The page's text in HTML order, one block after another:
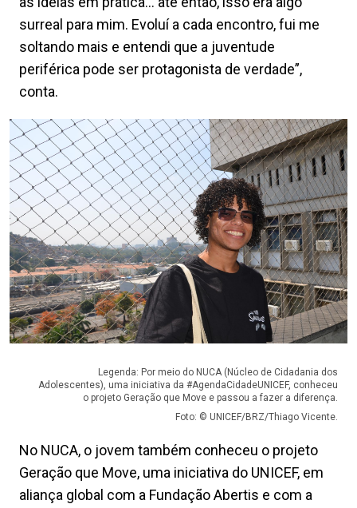
surreal para mim. Evoluí a cada encontro, fui me
soltando mais e entendi que a juventude
periférica pode ser protagonista de verdade”,
conta.
Legenda: Por meio do NUCA (Núcleo de Cidadania dos
Adolescentes), uma iniciativa da #AgendaCidadeUNICEF, conheceu
o projeto Geração que Move e passou a fazer a diferença.
Foto: © UNICEF/BRZ/Thiago Vicente.
No NUCA, o jovem também conheceu o projeto
Geração que Move, uma iniciativa do UNICEF, em
aliança global com a Fundação Abertis e com a